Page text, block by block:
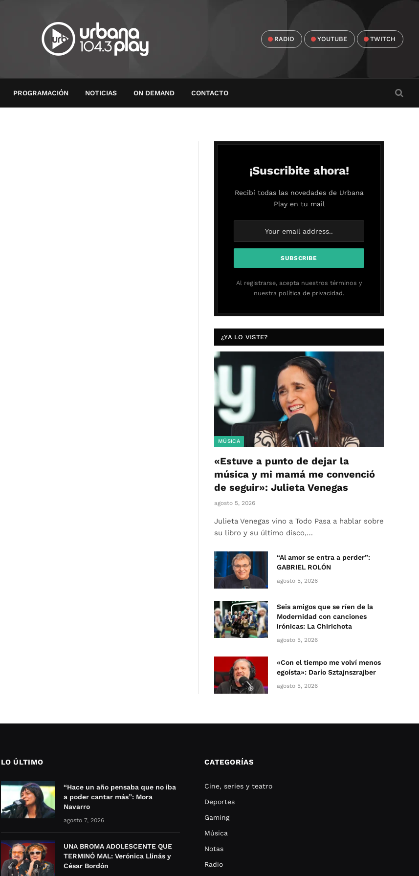
RADIO YOUTUBE TWITCH
PROGRAMACIÓN NOTICIAS ON DEMAND CONTACTO
¡Suscribite ahora!
Recibí todas las novedades de Urbana
Play en tu mail
Al registrarse, acepta nuestros términos y
nuestra política de privacidad.
¿YA LO VISTE?
MÚSICA
«Estuve a punto de dejar la
música y mi mamá me convenció
de seguir»: Julieta Venegas
agosto 5, 2026
Julieta Venegas vino a Todo Pasa a hablar sobre
su libro y su último disco,…
“Al amor se entra a perder”:
GABRIEL ROLÓN
agosto 5, 2026
Seis amigos que se ríen de la
Modernidad con canciones
irónicas: La Chirichota
agosto 5, 2026
«Con el tiempo me volví menos
egoísta»: Darío Sztajnszrajber
agosto 5, 2026
LO ÚLTIMO
“Hace un año pensaba que no iba
a poder cantar más”: Mora
Navarro
agosto 7, 2026
UNA BROMA ADOLESCENTE QUE
TERMINÓ MAL: Verónica Llinás y
César Bordón
CATEGORÍAS
Cine, series y teatro
Deportes
Gaming
Música
Notas
Radio